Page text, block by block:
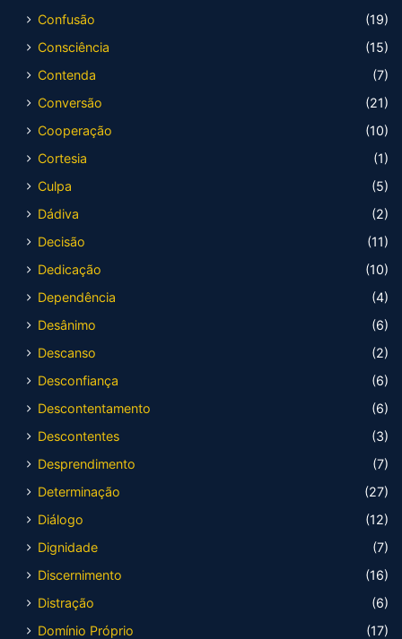
Confusão
(19)
Consciência
(15)
Contenda
(7)
Conversão
(21)
Cooperação
(10)
Cortesia
(1)
Culpa
(5)
Dádiva
(2)
Decisão
(11)
Dedicação
(10)
Dependência
(4)
Desânimo
(6)
Descanso
(2)
Desconfiança
(6)
Descontentamento
(6)
Descontentes
(3)
Desprendimento
(7)
Determinação
(27)
Diálogo
(12)
Dignidade
(7)
Discernimento
(16)
Distração
(6)
Domínio Próprio
(17)